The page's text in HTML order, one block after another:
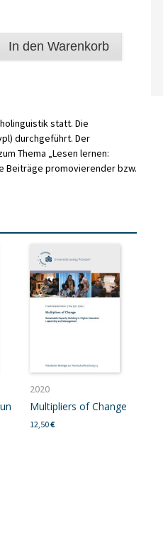
In den Warenkorb
statt. Die
durchgeführt. Der
Thema „Lesen lernen:
Beiträge promovierender bzw.
2020
Multipliers of Change
12,50€